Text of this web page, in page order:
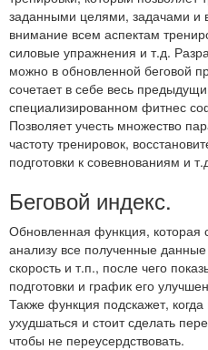
заданными целями, задачами и
внимание всем аспектам
силовые упражнения и т.д.
можно в обновленной беговой
сочетает в себе весь
специализированном фитнес
Позволяет учесть множество
частоту тренировок,
подготовки к совевнованиям и
Беговой индекс.
Обновленная функция, которая
анализу все полученные
скорость и т.п., после чего
подготовки и график его
Также функция подскажет,
ухудшаться и стоит сделать
чтобы не переусердствовать.